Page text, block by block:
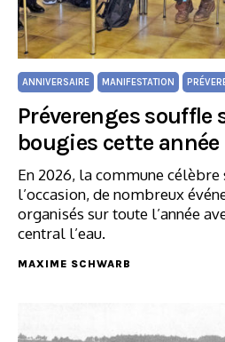
ANNIVERSAIRE MANIFESTATION
Préverenges souffle
bougies cette année
En 2026, la commune célèbre
l’occasion, de nombreux
organisés sur toute l’année
central l’eau.
MAXIME SCHWARB